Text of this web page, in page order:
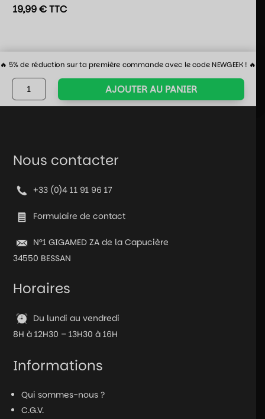
19,99€TTC
🔥 5% de réduction sur ta première commande avec le code NEWGEEK ! 🔥
quantité
de
de
pour
Cons
AJOUTER AU PANIER
Nous contacter
+33 (0)4 11 91 96 17
Formulaire de contact
N°1 GIGAMED ZA de la Capucière
34550 BESSAN
Horaires
Du lundi au vendredi
8H à 12H30 – 13H30 à 16H
Informations
Qui sommes-nous ?
C.G.V.